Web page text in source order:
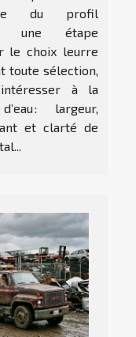
du profil
une étape
le choix leurre
toute sélection,
à la
: largeur,
et clarté de